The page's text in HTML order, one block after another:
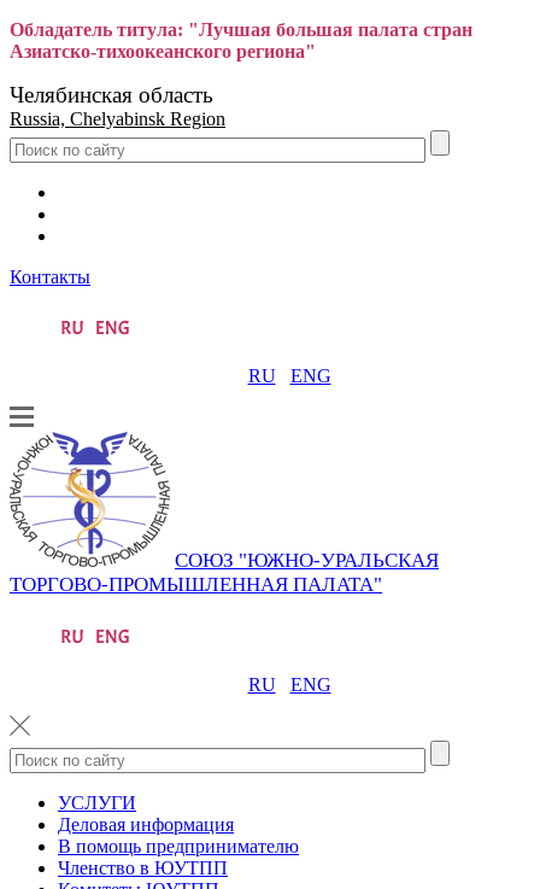
Обладатель титула: "Лучшая большая палата стран
Азиатско-тихоокеанского региона"
Челябинская область
Russia, Chelyabinsk Region
Контакты
RU ENG
СОЮЗ "ЮЖНО-УРАЛЬСКАЯ
ТОРГОВО-ПРОМЫШЛЕННАЯ ПАЛАТА"
RU ENG
УСЛУГИ
Деловая информация
В помощь предпринимателю
Членство в ЮУТПП